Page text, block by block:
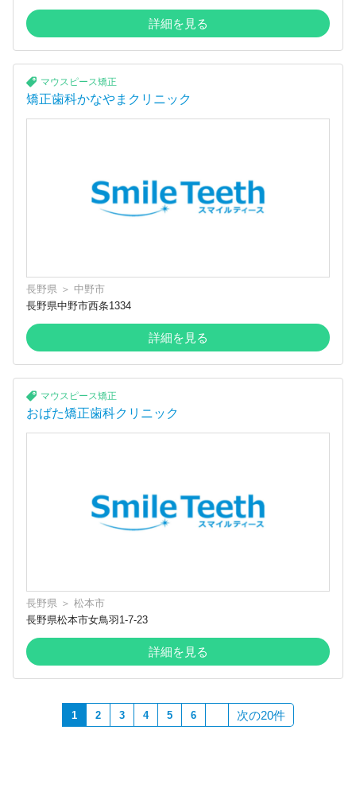
詳細を見る
マウスピース矯正
矯正歯科かなやまクリニック
長野県 ＞ 中野市
長野県中野市西条1334
詳細を見る
マウスピース矯正
おばた矯正歯科クリニック
長野県 ＞ 松本市
長野県松本市女鳥羽1-7-23
詳細を見る
1 2 3 4 5 6 次の20件